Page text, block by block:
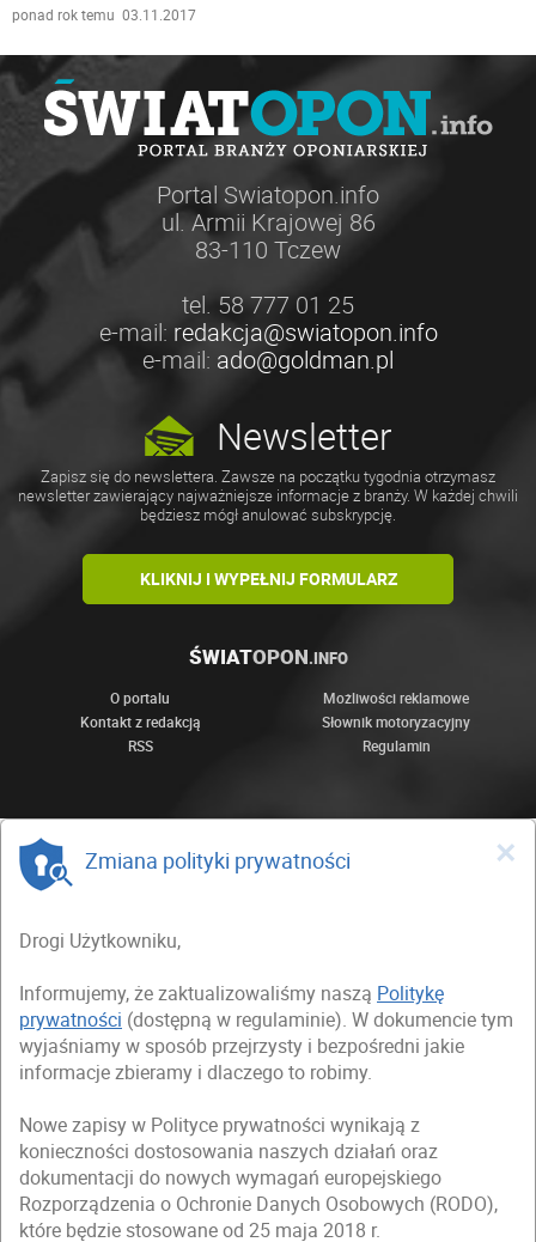
ponad rok temu 03.11.2017
Portal Swiatopon.info
ul. Armii Krajowej 86
83-110 Tczew
tel. 58 777 01 25
e-mail: redakcja@swiatopon.info
e-mail: ado@goldman.pl
Newsletter
Zapisz się do newslettera. Zawsze na początku tygodnia otrzymasz
newsletter zawierający najważniejsze informacje z branży. W każdej chwili
będziesz mógł anulować subskrypcję.
KLIKNIJ I WYPEŁNIJ FORMULARZ
ŚWIATOPON.INFO
O portalu
Możliwości reklamowe
Kontakt z redakcją
Słownik motoryzacyjny
RSS
Regulamin
×
Zmiana polityki prywatności
Drogi Użytkowniku,
Informujemy, że zaktualizowaliśmy naszą Politykę
prywatności (dostępną w regulaminie). W dokumencie tym
wyjaśniamy w sposób przejrzysty i bezpośredni jakie
informacje zbieramy i dlaczego to robimy.
Nowe zapisy w Polityce prywatności wynikają z
konieczności dostosowania naszych działań oraz
dokumentacji do nowych wymagań europejskiego
Rozporządzenia o Ochronie Danych Osobowych (RODO),
które będzie stosowane od 25 maja 2018 r.